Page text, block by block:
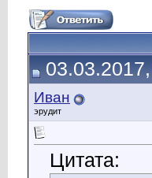
Иван
эрудит
Цитата: